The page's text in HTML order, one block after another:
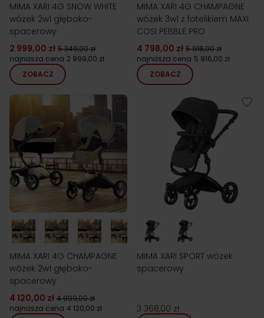
MIMA XARI 4G SNOW WHITE
wózek 2w1 głęboko-
spacerowy
2 999,00 zł 5 349,00 zł
najniższa cena 2 999,00 zł
ZOBACZ
MIMA XARI 4G CHAMPAGNE
wózek 3w1 z fotelikiem MAXI
COSI PEBBLE PRO
4 798,00 zł 5 916,00 zł
najniższa cena 5 916,00 zł
ZOBACZ
MIMA XARI 4G CHAMPAGNE
wózek 2w1 głęboko-
spacerowy
4 120,00 zł 4 999,00 zł
najniższa cena 4 120,00 zł
MIMA XARI SPORT wózek
spacerowy
3 368,00 zł